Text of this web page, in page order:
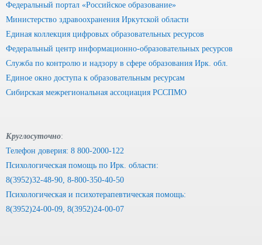
Федеральный портал «Российское образование»
Министерство здравоохранения Иркутской области
Единая коллекция цифровых образовательных ресурсов
Федеральный центр информационно-образовательных ресурсов
Служба по контролю и надзору в сфере образования Ирк. обл.
Единое окно доступа к образовательным ресурсам
Сибирская межрегиональная ассоциация РССПМО
Круглосуточно:
Телефон доверия: 8 800-2000-122
Психологическая помощь по Ирк. области:
8(3952)32-48-90, 8-800-350-40-50
Психологическая и психотерапевтическая помощь:
8(3952)24-00-09, 8(3952)24-00-07